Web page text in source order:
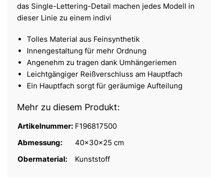
das Single-Lettering-Detail machen jedes Modell in
dieser Linie zu einem indivi
Tolles Material aus Feinsynthetik
Innengestaltung für mehr Ordnung
Angenehm zu tragen dank Umhängeriemen
Leichtgängiger Reißverschluss am Hauptfach
Ein Hauptfach sorgt für geräumige Aufteilung
Mehr zu diesem Produkt:
Artikelnummer: F196817500
Abmessung:
40x30x25 cm
Obermaterial:
Kunststoff